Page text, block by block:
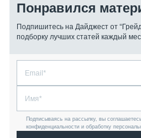
Понравился
Подпишитесь на Дайджест от
подборку лучших статей каждый
Подписываясь на рассылку, вы
конфиденциальности и обработку